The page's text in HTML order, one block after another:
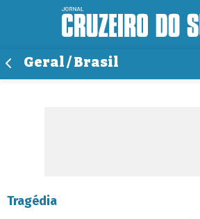
Geral / Brasil
Tragédia